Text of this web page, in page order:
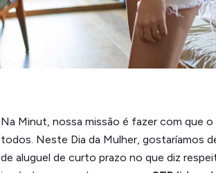
Na Minut, nossa missão é fazer com que
todos. Neste Dia da Mulher, gostaríamos
de aluguel de curto prazo no que diz